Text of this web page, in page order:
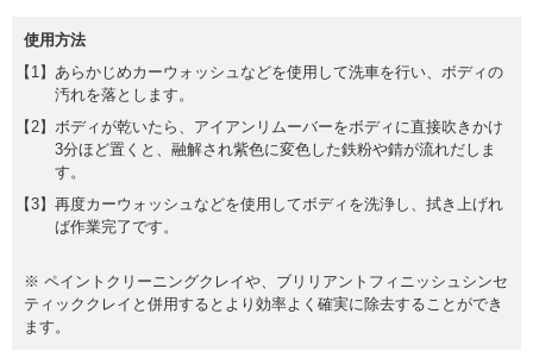
使用方法
あらかじめカーウォッシュなどを使用して洗車を行い、ボディの
汚れを落とします。
ボディが乾いたら、アイアンリムーバーをボディに直接吹きかけ
3分ほど置くと、融解され紫色に変色した鉄粉や錆が流れだしま
す。
再度カーウォッシュなどを使用してボディを洗浄し、拭き上げれ
ば作業完了です。
※ ペイントクリーニングクレイや、ブリリアントフィニッシュシンセ
ティッククレイと併用するとより効率よく確実に除去することができ
ます。